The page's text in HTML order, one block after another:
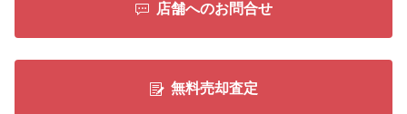
店舗へのお問合せ
無料売却査定